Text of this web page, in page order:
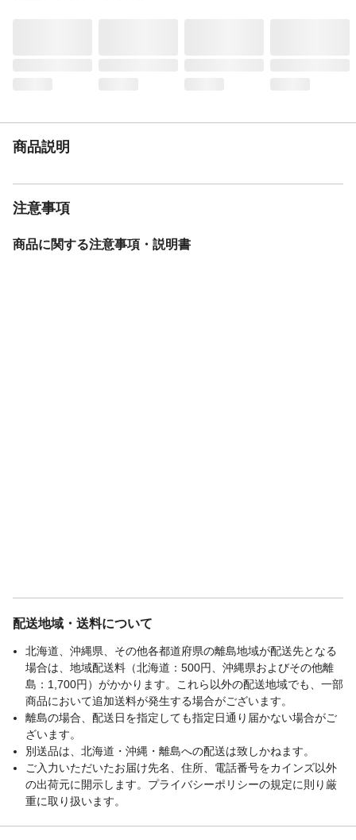
商品説明
注意事項
商品に関する注意事項・説明書
配送地域・送料について
北海道、沖縄県、その他各都道府県の離島地域が配送先となる
場合は、地域配送料（北海道：500円、沖縄県およびその他離
島：1,700円）がかかります。これら以外の配送地域でも、一部
商品において追加送料が発生する場合がございます。
離島の場合、配送日を指定しても指定日通り届かない場合がご
ざいます。
別送品は、北海道・沖縄・離島への配送は致しかねます。
ご入力いただいたお届け先名、住所、電話番号をカインズ以外
の出荷元に開示します。プライバシーポリシーの規定に則り厳
重に取り扱います。